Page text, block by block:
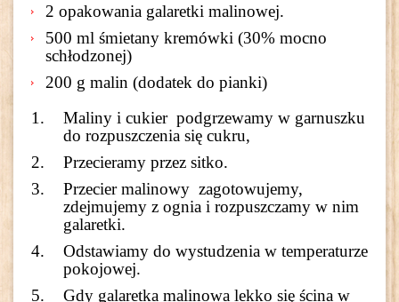
2 opakowania galaretki malinowej.
500 ml śmietany kremówki (30% mocno
schłodzonej)
200 g malin (dodatek do pianki)
Maliny i cukier podgrzewamy w garnuszku
do rozpuszczenia się cukru,
Przecieramy przez sitko.
Przecier malinowy zagotowujemy,
zdejmujemy z ognia i rozpuszczamy w nim
galaretki.
Odstawiamy do wystudzenia w temperaturze
pokojowej.
Gdy galaretka malinowa lekko się ścina w